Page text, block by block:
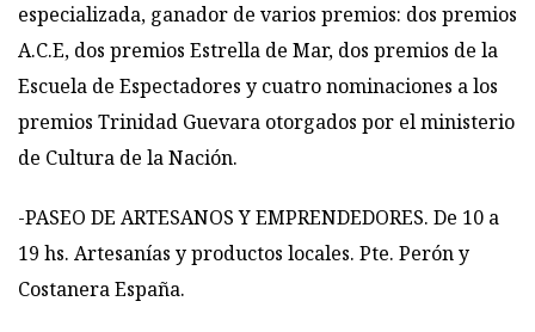
especializada, ganador de varios premios: dos premios
A.C.E, dos premios Estrella de Mar, dos premios de la
Escuela de Espectadores y cuatro nominaciones a los
premios Trinidad Guevara otorgados por el ministerio
de Cultura de la Nación.
-PASEO DE ARTESANOS Y EMPRENDEDORES. De 10 a
19 hs. Artesanías y productos locales. Pte. Perón y
Costanera España.